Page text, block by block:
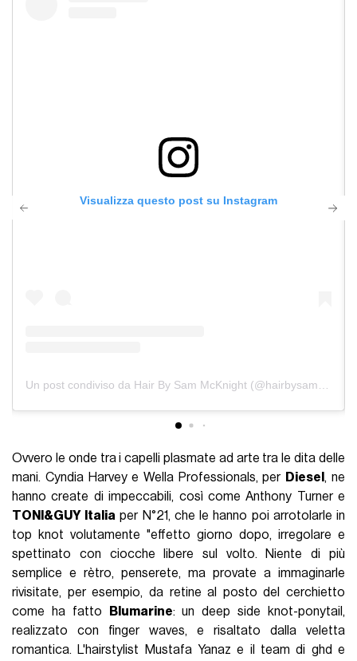
Visualizza questo post su Instagram
Ovvero le onde tra i capelli plasmate ad arte tra le dita delle
mani. Cyndia Harvey e Wella Professionals, per Diesel , ne
hanno create di impeccabili, così come Anthony Turner e
TONI&GUY Italia per N°21, che le hanno poi arrotolarle in
top knot volutamente "effetto giorno dopo, irregolare e
spettinato con ciocche libere sul volto. Niente di più
semplice e rètro, penserete, ma provate a immaginarle
rivisitate, per esempio, da retine al posto del cerchietto
come ha fatto
Blumarine: un deep side knot-ponytail,
realizzato con finger waves, e risaltato dalla veletta
romantica. L'hairstylist Mustafa Yanaz e il team di ghd e